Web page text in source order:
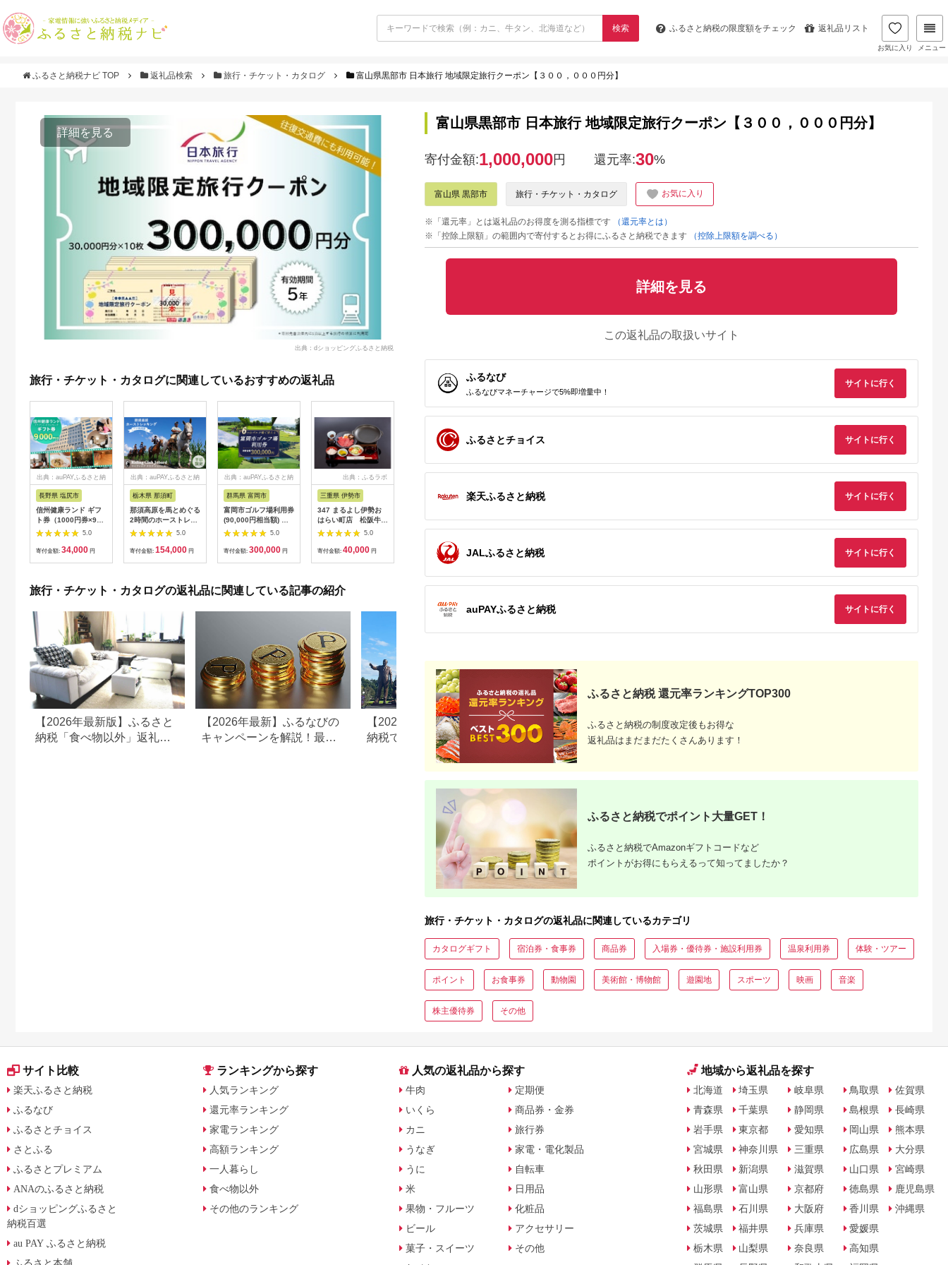
検索 ふるさと納税の限度額をチェック 返礼品リスト
お気に入り メニュー
ふるさと納税ナビ TOP 返礼品検索 旅行・チケット・カタログ 富山県黒部市 日本旅行 地域限定旅行クーポン【３００，０００円分】
詳細を見る
出典：dショッピングふるさと納税
旅行・チケット・カタログに関連しているおすすめの返礼品
出典：auPAYふるさと納
長野県 塩尻市
信州健康ランド ギフ
ト券（1000円券×9
枚） | 信州健康ランド
サウナ 大浴場 ボディ
ケア リラクゼーショ
5.0
寄付金額: 34,000 円
出典：auPAYふるさと納
栃木県 那須町
那須高原を馬とめぐる
2時間のホーストレッ
キング 外乗ペア利用
券【平日限定】チケッ
ト 利用券 ペア 体験
5.0
寄付金額: 154,000 円
出典：auPAYふるさと納
群馬県 富岡市
富岡市ゴルフ場利用券
(90,000円相当額) ゴ
ルフ チケット 平日 土
日 祝日 プレー券 関東
群馬県 首都圏 F20E-
5.0
寄付金額: 300,000 円
出典：ふるラボ
三重県 伊勢市
347 まるよし伊勢お
はらい町店 松阪牛焼
肉御膳(150g) ペアお
5.0
寄付金額: 40,000 円
広島県 安芸高田市
フ 八千代カントリー
クラブ 利用券 10,000
枚） 広島 安芸高田市
36,500 円
茨城県 阿見町
カリ備食ライスセット
(100g×８袋）【5年保
備蓄用 緊急時 備え 米
食品 食糧 食料 長期保
登山 便利】
寄付金額:12,000
ルニューオータニ(東
京)ビューアンドダイ
ルメ 高級 人気 おすす
冊（6枚つづり） ／
SPAキセラ川西 温泉
屋久島プライベート＆
カスタマイズツアー
円
兵庫県 豊岡市
豊岡市旅行クーポン
3,000円分 3年間有効
城崎温泉 出石 竹野
鍋 など 宿泊施設 飲
店 観光施設 250施設
以上で使える旅行券
「豊岡旅幸券」 旅行
宿泊 旅 トラベルの
寄付金額:
旅行・チケット・カタログの返礼品に関連している記事の紹介
【2026年最新版】ふるさと
納税「食べ物以外」返礼品
【2026年最新】ふるなびの
キャンペーンを解説！最大
【2026年最新版】ふるさと
納税でディズニー返礼品は
もらえる？ホテル・チケッ
ふるさと納税、年収いくら
で30万円寄付できる？おす
すめ返礼品も紹介
富山県黒部市 日本旅行 地域限定旅行クーポン【３００，０００円分】
寄付金額:1,000,000円 還元率:30%
富山県 黒部市 旅行・チケット・カタログ お気に入り
※「還元率」とは返礼品のお得度を測る指標です
（還元率とは）
※「控除上限額」の範囲内で寄付するとお得にふるさと納税できます
（控除上限額を調べる）
詳細を見る
この返礼品の取扱いサイト
ふるなび
ふるなびマネーチャージで5%即増量中！
サイトに行く
ふるさとチョイス サイトに行く
楽天ふるさと納税 サイトに行く
JALふるさと納税 サイトに行く
auPAYふるさと納税 サイトに行く
ふるさと納税 還元率ランキングTOP300
ふるさと納税の制度改定後もお得な
返礼品はまだまだたくさんあります！
ふるさと納税でポイント大量GET！
ふるさと納税でAmazonギフトコードなど
ポイントがお得にもらえるって知ってましたか？
旅行・チケット・カタログの返礼品に関連しているカテゴリ
カタログギフト 宿泊券・食事券 商品券 入場券・優待券・施設利用券 温泉利用券 体験・ツアー
ポイント お食事券 動物園 美術館・博物館 遊園地 スポーツ 映画 音楽
株主優待券 その他
サイト比較
楽天ふるさと納税
ふるなび
ふるさとチョイス
さとふる
ふるさとプレミアム
ANAのふるさと納税
dショッピングふるさと
納税百選
au PAY ふるさと納税
ふるさと本舗
ランキングから探す
人気ランキング
還元率ランキング
家電ランキング
高額ランキング
一人暮らし
食べ物以外
その他のランキング
人気の返礼品から探す
牛肉
いくら
カニ
うなぎ
うに
米
果物・フルーツ
ビール
菓子・スイーツ
定期便
商品券・金券
旅行券
家電・電化製品
自転車
日用品
化粧品
アクセサリー
その他
地域から返礼品を探す
北海道
青森県
岩手県
宮城県
秋田県
山形県
福島県
茨城県
栃木県
埼玉県
千葉県
東京都
神奈川県
新潟県
富山県
石川県
福井県
山梨県
岐阜県
静岡県
愛知県
三重県
滋賀県
京都府
大阪府
兵庫県
奈良県
鳥取県
島根県
岡山県
広島県
山口県
徳島県
香川県
愛媛県
高知県
佐賀県
長崎県
熊本県
大分県
宮崎県
鹿児島県
沖縄県